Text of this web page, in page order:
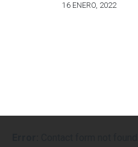
16 ENERO, 2022